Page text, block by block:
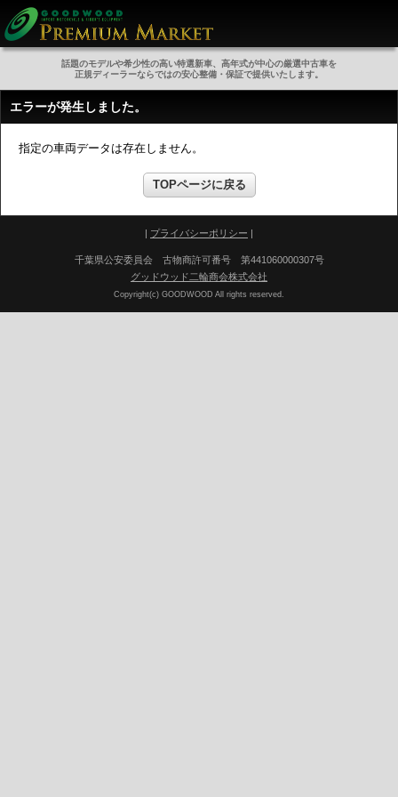
話題のモデルや希少性の高い特選新車、高年式が中心の厳選中古車を
正規ディーラーならではの安心整備・保証で提供いたします。
エラーが発生しました。
指定の車両データは存在しません。
TOPページに戻る
| プライバシーポリシー |
千葉県公安委員会 古物商許可番号 第441060000307号
グッドウッド二輪商会株式会社
Copyright(c) GOODWOOD All rights reserved.